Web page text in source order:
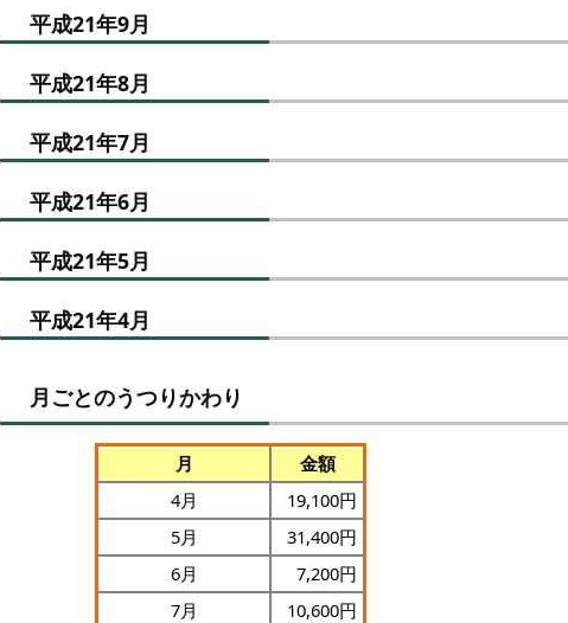
平成21年9月
平成21年8月
平成21年7月
平成21年6月
平成21年5月
平成21年4月
月ごとのうつりかわり
月
金額
4月
19,100円
5月
31,400円
6月
7,200円
7月
10,600円